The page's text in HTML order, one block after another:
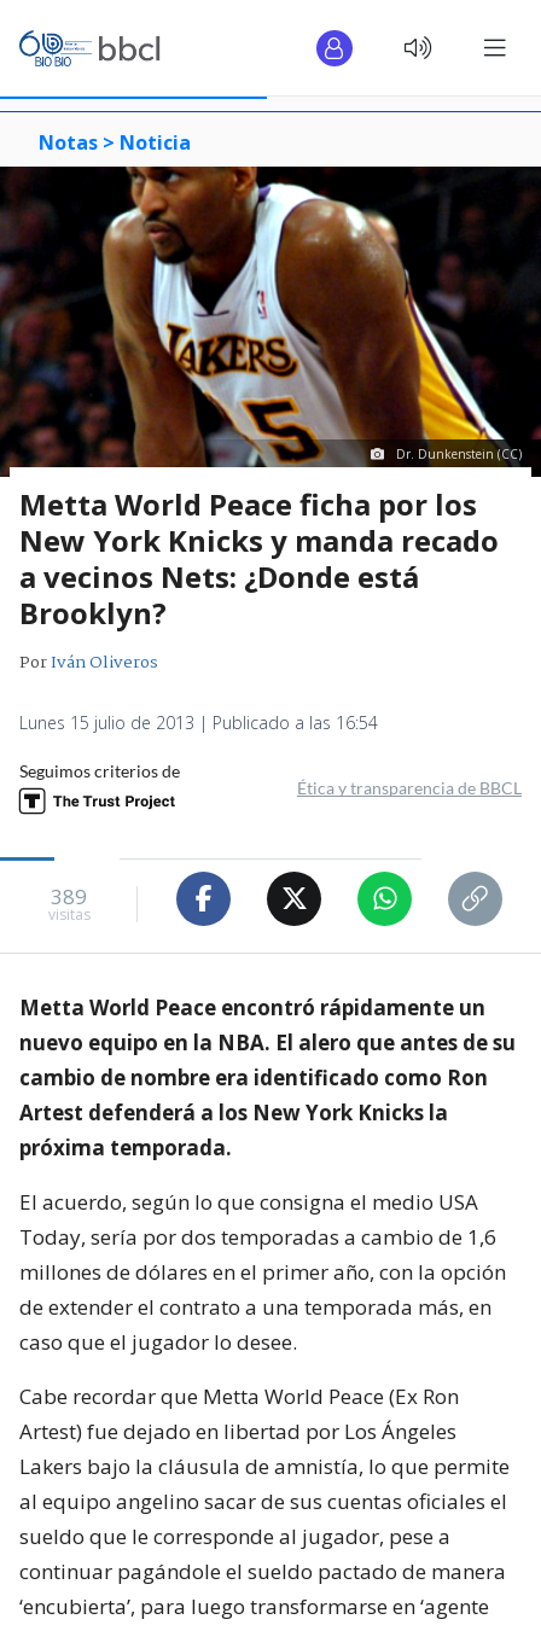
Notas > Noticia
Dr. Dunkenstein (CC)
Metta World Peace ficha por los
New York Knicks y manda recado
a vecinos Nets: ¿Donde está
Brooklyn?
PorIván Oliveros
Lunes 15 julio de 2013 | Publicado a las 16:54
Seguimos criterios de
Ética y transparencia de BBCL
389
visitas
Metta World Peace encontró rápidamente un
nuevo equipo en la NBA. El alero que antes de su
cambio de nombre era identificado como Ron
Artest defenderá a los New York Knicks la
próxima temporada.
El acuerdo, según lo que consigna el medio USA
Today, sería por dos temporadas a cambio de 1,6
millones de dólares en el primer año, con la opción
de extender el contrato a una temporada más, en
caso que el jugador lo desee.
Cabe recordar que Metta World Peace (Ex Ron
Artest) fue dejado en libertad por Los Ángeles
Lakers bajo la cláusula de amnistía, lo que permite
al equipo angelino sacar de sus cuentas oficiales el
sueldo que le corresponde al jugador, pese a
continuar pagándole el sueldo pactado de manera
‘encubierta’, para luego transformarse en ‘agente